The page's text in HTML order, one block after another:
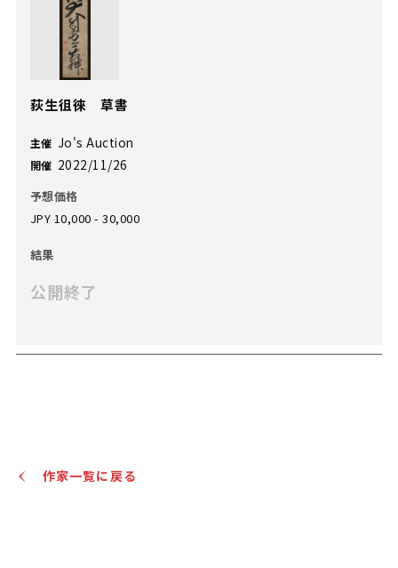
荻生徂徠 草書
主催 Jo's Auction
開催 2022/11/26
予想価格
JPY 10,000 - 30,000
結果
公開終了
作家一覧に戻る